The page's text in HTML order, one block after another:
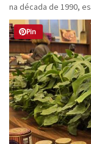
na década de 1990,
Pin